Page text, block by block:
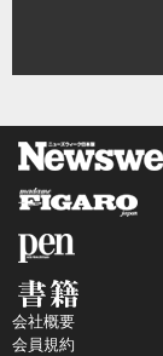
会社概要
会員規約